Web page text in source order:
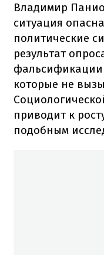
Владимир
ситуация
политические
результат
которые не
приводит к
подобным